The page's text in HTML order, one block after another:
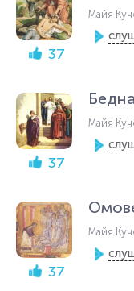
37
Майя
37
Майя
37
Майя